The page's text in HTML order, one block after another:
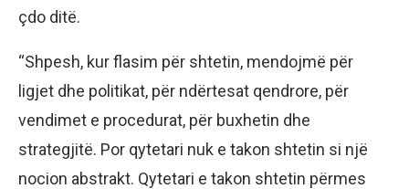
çdo ditë.
“Shpesh, kur flasim për shtetin, mendojmë për
ligjet dhe politikat, për ndërtesat qendrore, për
vendimet e procedurat, për buxhetin dhe
strategjitë. Por qytetari nuk e takon shtetin si një
nocion abstrakt. Qytetari e takon shtetin përmes